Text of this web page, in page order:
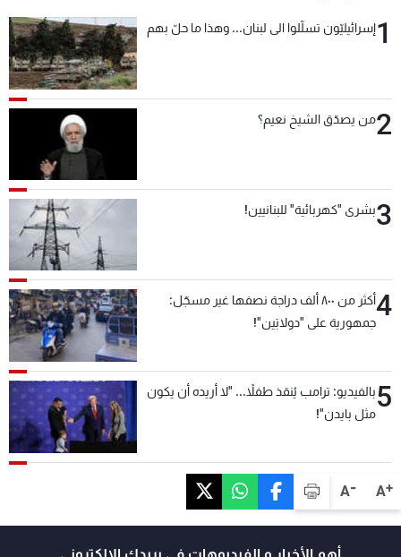
A+
A-
1إسرائيليّون تسلّلوا الى لبنان... وهذا ما حلّ بهم
2من يصدّق الشيخ نعيم؟
3بشرى "كهربائية" للبنانيين!
4
أكثر من ٨٠٠ ألف دراجة نصفها غير مسجّل:
جمهورية على "دولابَين"!
5بالفيديو: ترامب يُنقذ طفلاً... "لا أريده أن يكون
مثل بايدن"!